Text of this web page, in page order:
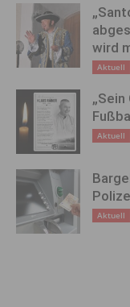
wird
Aktuell
Aktuell
Aktuell